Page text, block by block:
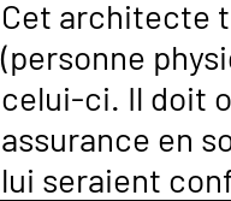
Cet architecte
(personne
celui-ci. Il doit
assurance en
lui seraient